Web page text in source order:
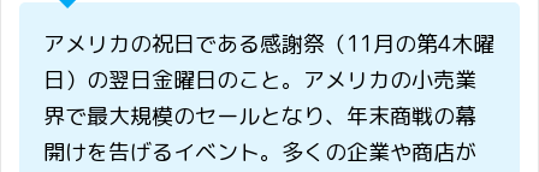
アメリカの祝日である感謝祭（11月の第4木曜
日）の翌日金曜日のこと。アメリカの小売業
界で最大規模のセールとなり、年末商戦の幕
開けを告げるイベント。多くの企業や商店が